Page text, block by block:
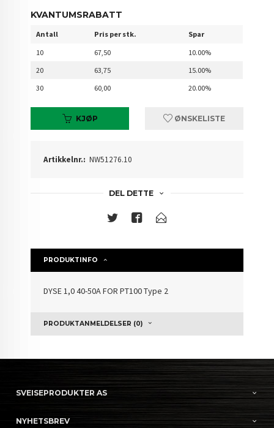
KVANTUMSRABATT
Antall Pris per stk.
Spar
10
67,50
10.00%
20
63,75
15.00%
30
60,00 20.00%
KJØP ØNSKELISTE
Artikkelnr.: NW51276.10
DEL DETTE
PRODUKTINFO
DYSE 1,0 40-50A FOR PT100 Type 2
PRODUKTANMELDELSER (0)
SVEISEPRODUKTER AS
NYHETSBREV